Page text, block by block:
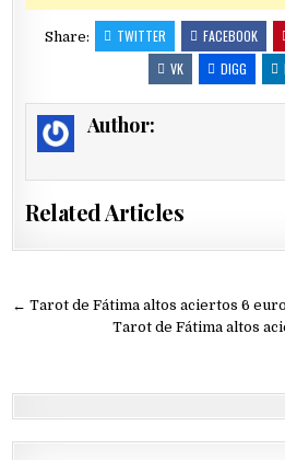
Share: TWITTER FACEBOOK
VK
DIGG
Author:
Related Articles
Navegación
← Tarot de Fátima altos aciertos 6
Tarot de Fátima altos